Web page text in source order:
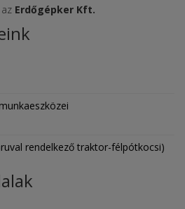
Erdőgépker Kft.
rendelkező traktor-félpótkocsi)